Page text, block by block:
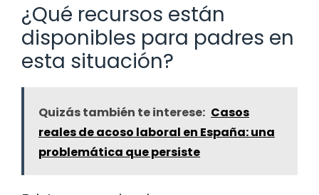
¿Qué recursos están
disponibles para padres en
esta situación?
Quizás también te interese: Casos
reales de acoso laboral en España: una
problemática que persiste